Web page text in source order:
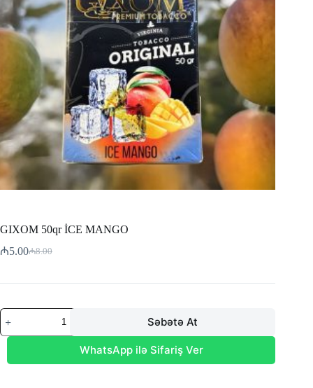
GIXOM 50qr İCE MANGO
₼8.00
Original
was:
₼5.00Current
is:
GIXOM
50qr
İCE
adet
Səbətə At
WhatsApp ilə Sifariş Ver